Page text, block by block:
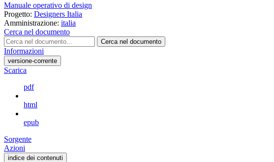
Manuale operativo di design
Progetto: Designers Italia
Amministrazione: italia
Cerca nel documento
Cerca nel documento
Informazioni
versione-corrente
Scarica
pdf
html
epub
Sorgente
Azioni
indice dei contenuti